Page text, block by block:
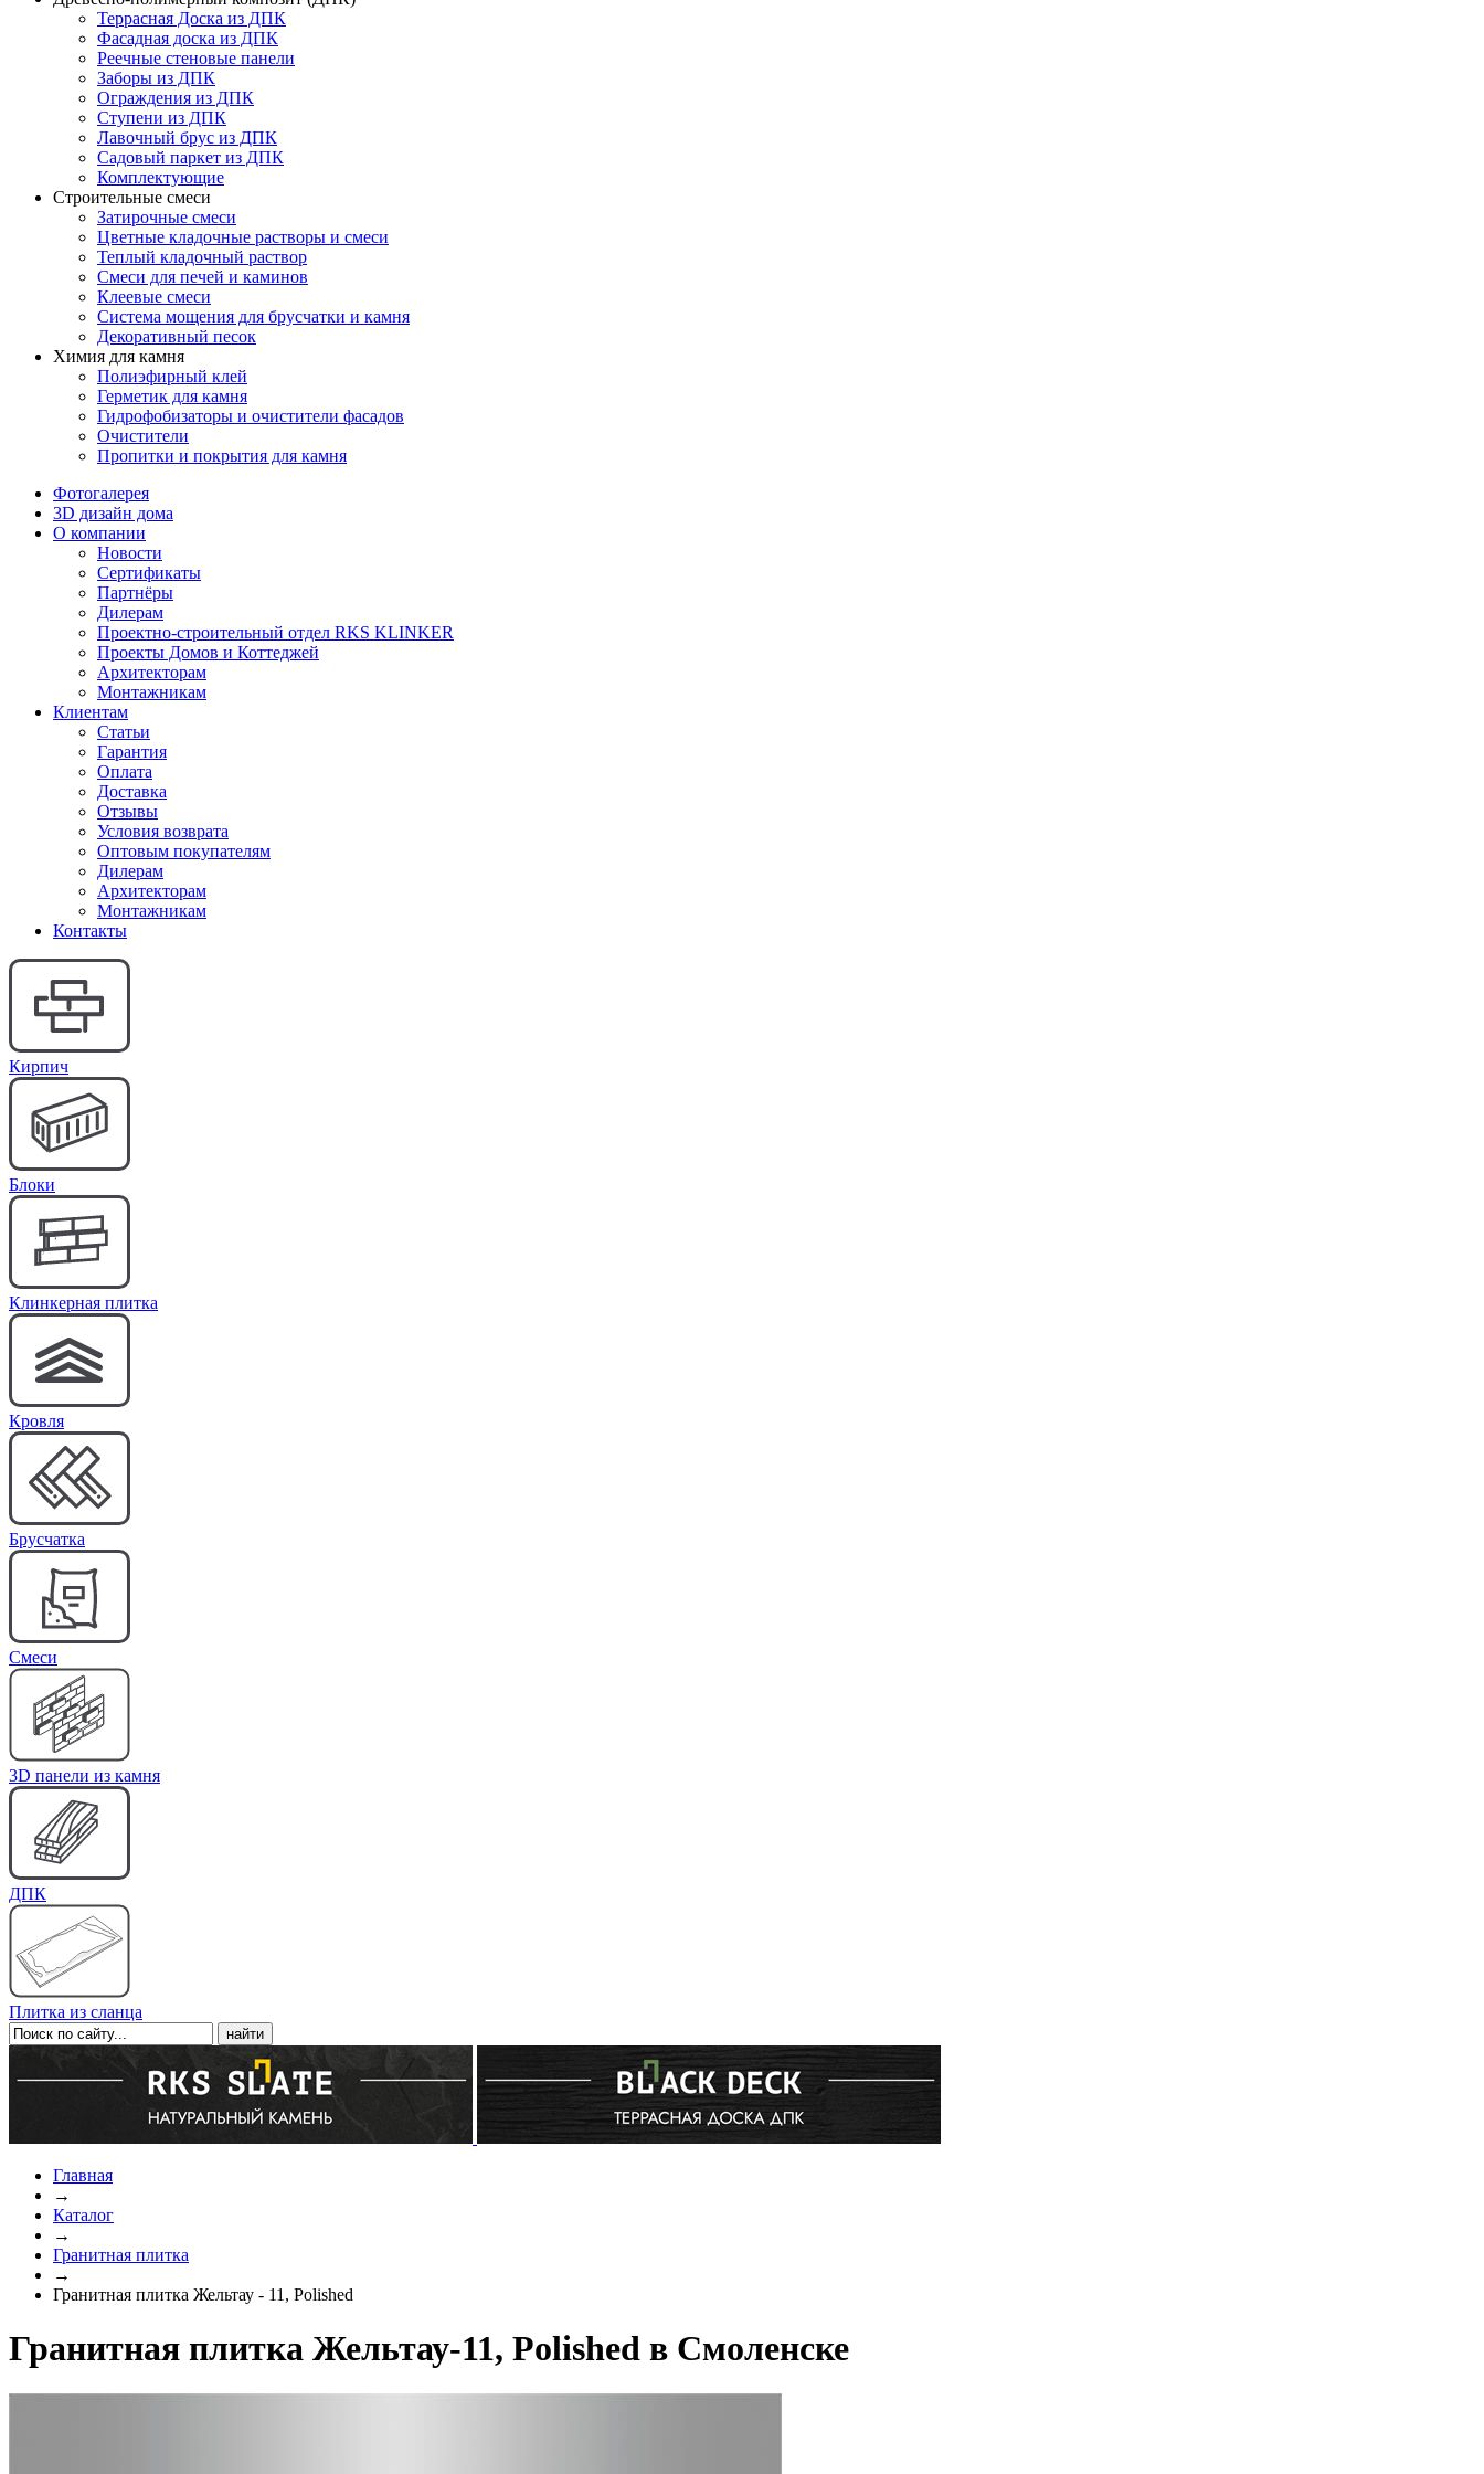
Террасная Доска из ДПК
Фасадная доска из ДПК
Реечные стеновые панели
Заборы из ДПК
Ограждения из ДПК
Ступени из ДПК
Лавочный брус из ДПК
Садовый паркет из ДПК
Комплектующие
Строительные смеси
Затирочные смеси
Цветные кладочные растворы и смеси
Теплый кладочный раствор
Смеси для печей и каминов
Клеевые смеси
Система мощения для брусчатки и камня
Декоративный песок
Химия для камня
Полиэфирный клей
Герметик для камня
Гидрофобизаторы и очистители фасадов
Очистители
Пропитки и покрытия для камня
Фотогалерея
3D дизайн дома
О компании
Новости
Сертификаты
Партнёры
Дилерам
Проектно-строительный отдел RKS KLINKER
Проекты Домов и Коттеджей
Архитекторам
Монтажникам
Клиентам
Статьи
Гарантия
Оплата
Доставка
Отзывы
Условия возврата
Оптовым покупателям
Дилерам
Архитекторам
Монтажникам
Контакты
Кирпич
Блоки
Клинкерная плитка
Кровля
Брусчатка
Cмеси
3D панели из камня
ДПК
Плитка из сланца
Главная
→
Каталог
→
Гранитная плитка
→
Гранитная плитка Жельтау - 11, Polished
Гранитная плитка Жельтау-11, Polished в Смоленске